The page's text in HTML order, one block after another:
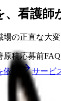
看護師
の正直な大
原稿応募前FAQ
頼
サービ